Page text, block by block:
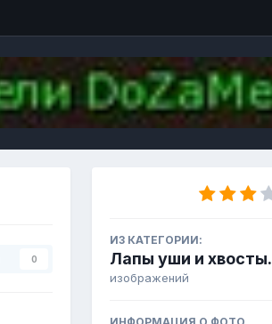
0
ИЗ КАТЕГОРИИ:
Лапы уши и хвосты.
изображений